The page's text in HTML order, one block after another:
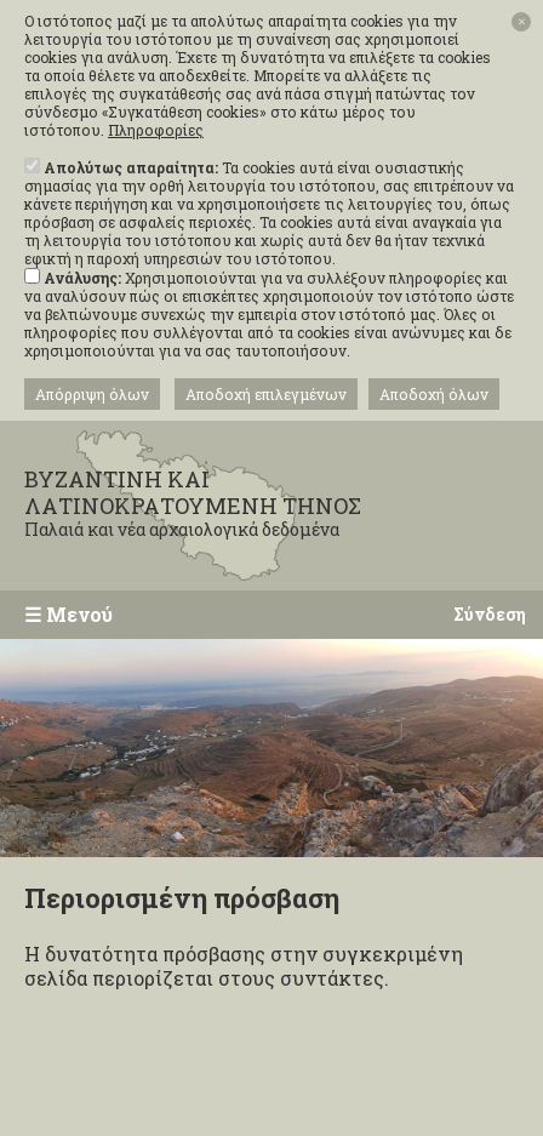
Ο ιστότοπος μαζί με τα απολύτως απαραίτητα cookies για την
λειτουργία του ιστότοπου με τη συναίνεση σας χρησιμοποιεί
cookies για ανάλυση. Έχετε τη δυνατότητα να επιλέξετε τα cookies
τα οποία θέλετε να αποδεχθείτε. Μπορείτε να αλλάξετε τις
επιλογές της συγκατάθεσής σας ανά πάσα στιγμή πατώντας τον
σύνδεσμο «Συγκατάθεση cookies» στο κάτω μέρος του
ιστότοπου. Πληροφορίες
Απολύτως απαραίτητα:Τα cookies αυτά είναι ουσιαστικής
σημασίας για την ορθή λειτουργία του ιστότοπου, σας επιτρέπουν να
κάνετε περιήγηση και να χρησιμοποιήσετε τις λειτουργίες του, όπως
πρόσβαση σε ασφαλείς περιοχές. Τα cookies αυτά είναι αναγκαία για
τη λειτουργία του ιστότοπου και χωρίς αυτά δεν θα ήταν τεχνικά
εφικτή η παροχή υπηρεσιών του ιστότοπου.
Ανάλυσης:Χρησιμοποιούνται για να συλλέξουν πληροφορίες και
να αναλύσουν πώς οι επισκέπτες χρησιμοποιούν τον ιστότοπο ώστε
να βελτιώνουμε συνεχώς την εμπειρία στον ιστότοπό μας. Όλες οι
πληροφορίες που συλλέγονται από τα cookies είναι ανώνυμες και δε
χρησιμοποιούνται για να σας ταυτοποιήσουν.
Απόρριψη όλων Αποδοχή επιλεγμένων Αποδοχή όλων
✕
ΒΥΖΑΝΤΙΝΗ ΚΑΙ
ΛΑΤΙΝΟΚΡΑΤΟΥΜΕΝΗ ΤΗΝΟΣ
Παλαιά και νέα αρχαιολογικά δεδομένα
☰ Μενού Σύνδεση
Περιορισμένη πρόσβαση
Η δυνατότητα πρόσβασης στην συγκεκριμένη
σελίδα περιορίζεται στους συντάκτες.